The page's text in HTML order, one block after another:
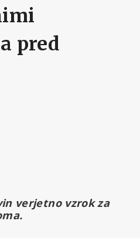
pred
verjetno vzrok za